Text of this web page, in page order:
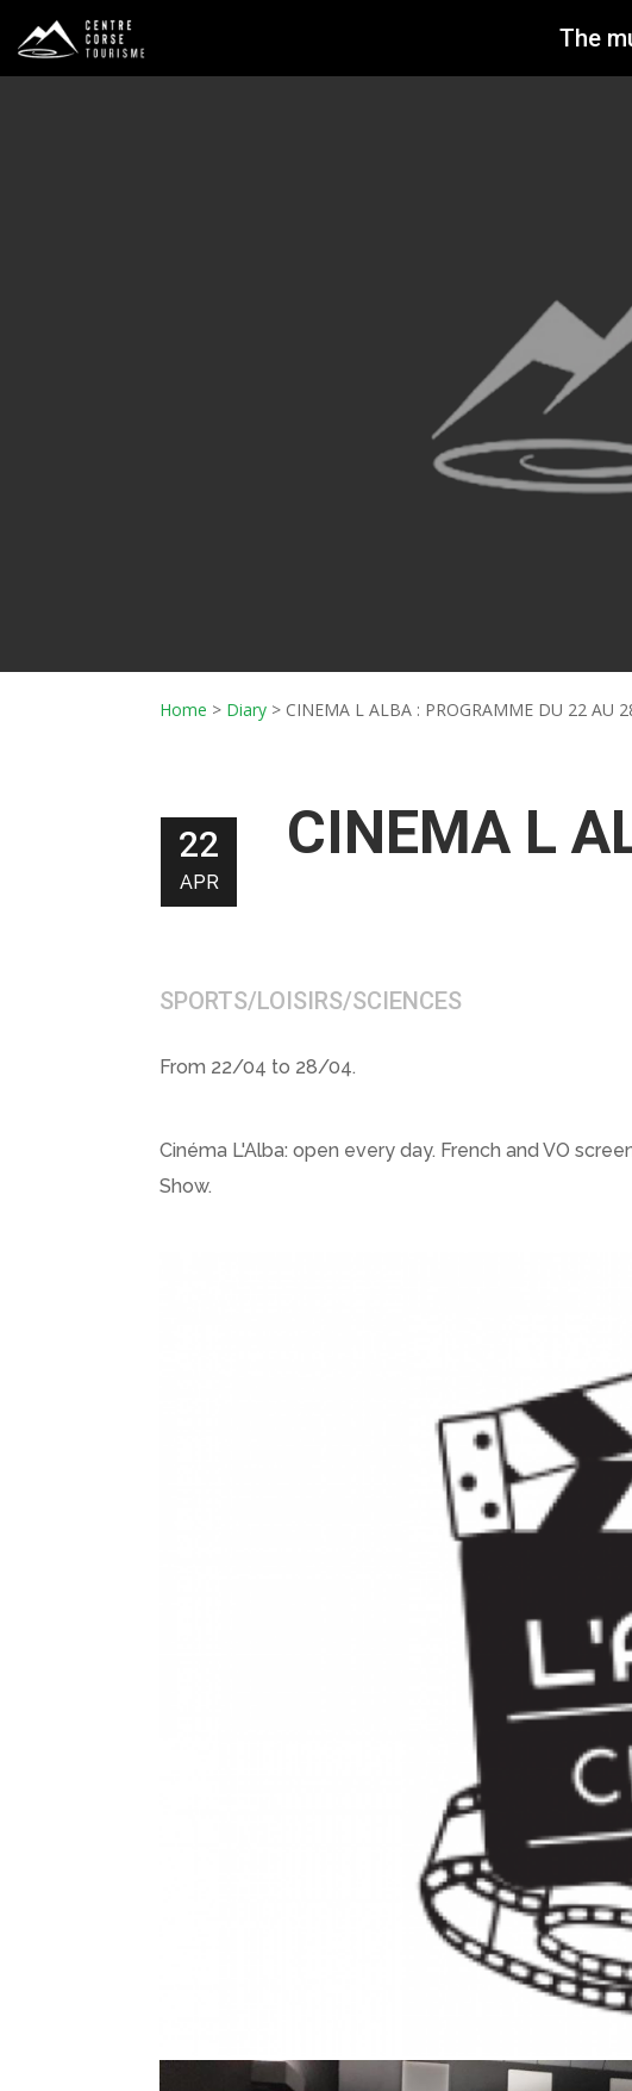
The
Home > Diary > CINEMA L ALBA : PROGRAMME DU 22 AU
22
APR
CINEMA L
SPORTS/LOISIRS/SCIENCES
From 22/04 to 28/04.
Cinéma L'Alba: open every day. French and VO
Show.